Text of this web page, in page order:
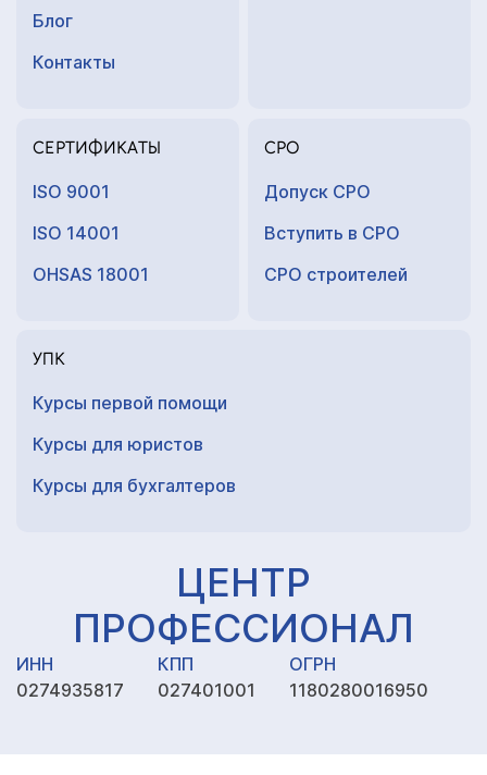
Блог
Контакты
СЕРТИФИКАТЫ
ISO 9001
ISO 14001
OHSAS 18001
СРО
Допуск СРО
Вступить в СРО
СРО строителей
УПК
Курсы первой помощи
Курсы для юристов
Курсы для бухгалтеров
ЦЕНТР
ПРОФЕССИОНАЛ
ИНН
0274935817
КПП
027401001
ОГРН
1180280016950